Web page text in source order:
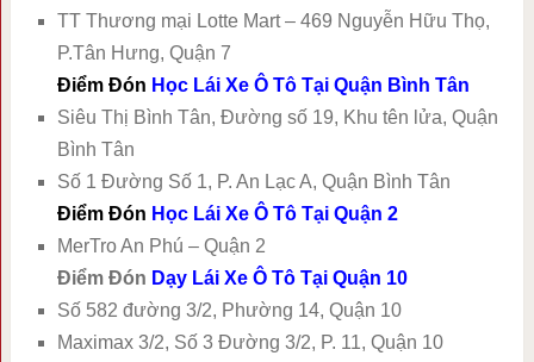
TT Thương mại Lotte Mart – 469 Nguyễn Hữu Thọ,
P.Tân Hưng, Quận 7
Điểm Đón Học Lái Xe Ô Tô Tại Quận Bình Tân
Siêu Thị Bình Tân, Đường số 19, Khu tên lửa, Quận
Bình Tân
Số 1 Đường Số 1, P. An Lạc A, Quận Bình Tân
Điểm Đón Học Lái Xe Ô Tô Tại Quận 2
MerTro An Phú – Quận 2
Điểm Đón Dạy Lái Xe Ô Tô Tại Quận 10
Số 582 đường 3/2, Phường 14, Quận 10
Maximax 3/2, Số 3 Đường 3/2, P. 11, Quận 10